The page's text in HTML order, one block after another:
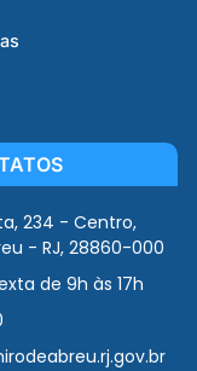
234 - Centro,
- RJ, 28860-000
de 9h às 17h